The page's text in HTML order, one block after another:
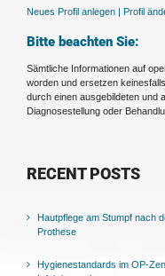
Neues Profil anlegen | Profil
Bitte beachten Sie:
Sämtliche Informationen auf
worden und ersetzen
durch einen ausgebildeten und
Diagnosestellung oder
RECENT POSTS
Hautpflege am Stumpf nach
Prothese
Hygienestandards im OP-